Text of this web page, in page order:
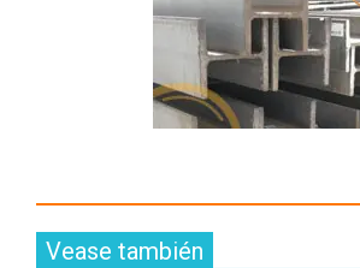
Vease también